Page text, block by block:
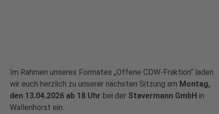
Im Rahmen unseres Formates „Offene CDW-Fraktion“ laden
wir euch herzlich zu unserer nächsten Sitzung am Montag,
den 13.04.2026 ab 18 Uhr bei der Stavermann GmbH in
Wallenhorst ein.